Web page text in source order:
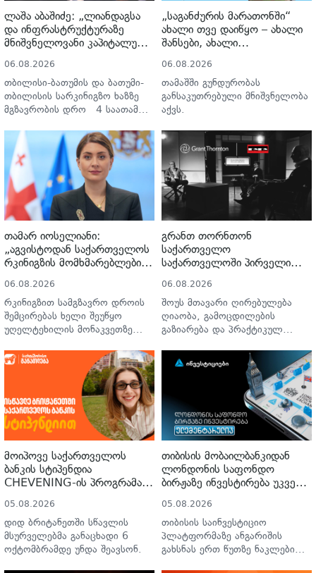
ლაშა აბაშიძე: „ლიანდაგსა
და ინფრასტრუქტურაზე
მნიშვნელოვანი კაპიტალური
საშუალება მოგვცა,
გარკვეულ მონაკვეთებზე
სიჩქარეები გაგვეზარდა“
06.08.2026
თბილისი-ბათუმის და ბათუმი-
თბილისის სარკინიგზო ხაზზე
მგზავრობის დრო 4 საათამდე
„საგანძურის მარათონში“
ახალი თვე დაიწყო – ახალი
შანსები, ახალი
ლარიანი საპრიზო ფონდი
06.08.2026
თამაშში გუნდურობას
განსაკუთრებული მნიშვნელობა
აქვს.
თამარ იოსელიანი:
„აგვისტოდან საქართველოს
რკინიგზის მომხმარებლები
ბათუმში 4 საათში
იმგზავრონ“
06.08.2026
რკინიგზით სამგზავრო დროის
შემცირებას ხელი შეუწყო
უღელტეხილის მონაკვეთზე
დასრულებამ.
გრანთ თორნთონ
საქართველო
საქართველოში პირველი
Punchline Profit-ის
პარტნიორია
06.08.2026
შოუს მთავარი ღირებულება
ღიაობა, გამოცდილების
გაზიარება და პრაქტიკულ
სწავლებაა.
მოიპოვე საქართველოს
ბანკის სტიპენდია
CHEVENING-ის პროგრამაში
დაიწყო
05.08.2026
დიდ ბრიტანეთში სწავლის
მსურველებმა განაცხადი 6
ოქტომბრამდე უნდა შეავსონ.
თიბისის მობაილბანკიდან
ლონდონის საფონდო
ბირჟაზე ინვესტირება უკვე
05.08.2026
თიბისის საინვესტიციო
პლატფორმაზე ანგარიშის
გახსნას ერთ წუთზე ნაკლები